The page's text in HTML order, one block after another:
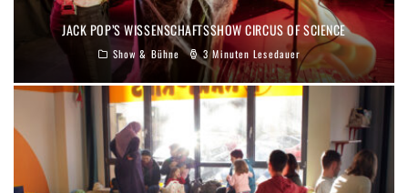
JACK POP’S WISSENSCHAFTSSHOW CIRCUS OF SCIENCE
Show & Bühne 3 Minuten Lesedauer